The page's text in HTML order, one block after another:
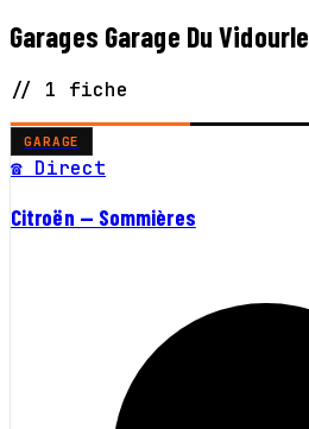
Garages Garage Du Vidourle
// 1 fiche
GARAGE
☎ Direct
Citroën — Sommières